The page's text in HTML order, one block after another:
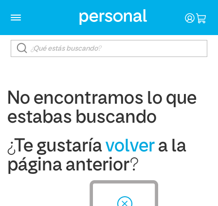
No encontramos lo que
estabas buscando
¿Te gustaría volver a la
página anterior?